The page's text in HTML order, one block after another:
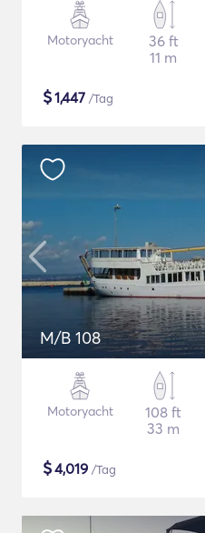
Motoryacht
36 ft
11 m
$1,447 /Tag
M/B 108
Motoryacht
108 ft
33 m
$4,019 /Tag